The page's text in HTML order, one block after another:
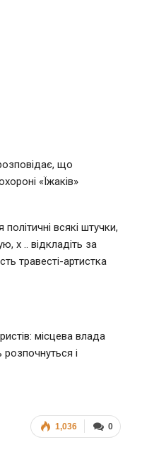
що
«Їжаків»
всякі штучки,
х .. відкладіть за
травесті-артистка
місцева влада
і
0
1,036